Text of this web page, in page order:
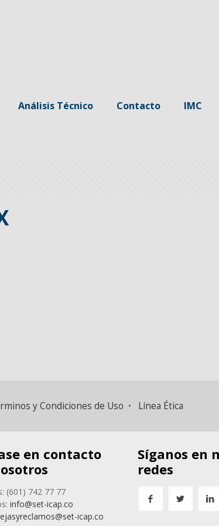
Análisis Técnico Contacto IMC
y Condiciones de Uso • Línea Ética
en contacto
(601) 742 77 77
info@set-icap.co
icap.co
Síganos en
redes